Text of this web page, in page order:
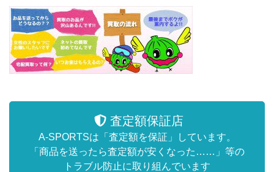
査定額保証店
A-SPORTSは「査定額を保証」しています。
「商品を送ったら査定額が安くなった……」等の
トラブル防止に取り組んでいます